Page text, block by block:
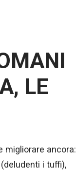
LE
migliorare ancora:
i tuffi),